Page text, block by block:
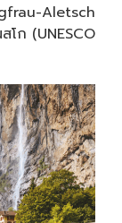
Aletsch
โก (UNESCO